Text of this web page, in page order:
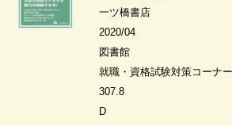
一ツ橋書店
2020/04
図書館
就職・資格試験対策コーナー
307.8
D